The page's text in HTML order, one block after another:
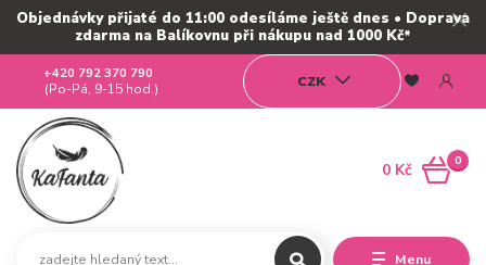
Objednávky přijaté do 11:00 odesíláme ještě dnes • Doprava
zdarma na Balíkovnu při nákupu nad 1000 Kč*
Menu
CZK
+420 792 370 790
(Po-Pá, 9-15 hod.)
0
0 Kč